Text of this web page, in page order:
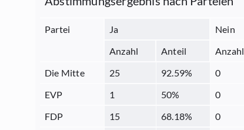
Partei Ja Nein
Anzahl
Anteil Anzahl
Die Mitte
25 92.59% 0
EVP
1 50% 0
FDP
15 68.18% 0